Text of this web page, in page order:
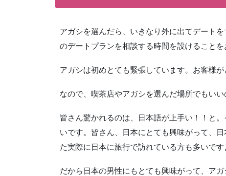
アガシを選んだら、いきなり外に出てデート
のデートプランを相談する時間を設けることを
アガシは初めとても緊張しています。お客様
なので、喫茶店やアガシを選んだ場所でもい
皆さん驚かれるのは、日本語が上手い！！と
いです。皆さん、日本にとても興味がって、
た実際に日本に旅行で訪れている方も多いです
だから日本の男性にもとても興味がって、ア